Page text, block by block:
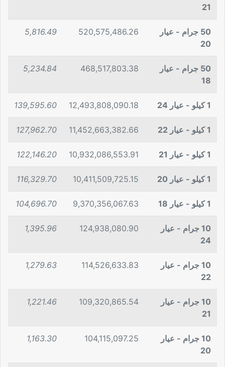
21
50 جرام - عيار
20
520,575,486.26
5,816.49
50 جرام - عيار
18
468,517,803.38
5,234.84
1 كيلو - عيار 24 12,493,808,090.18
139,595.60
1 كيلو - عيار 22 11,452,663,382.66
127,962.70
1 كيلو - عيار 21 10,932,086,553.91
122,146.20
1 كيلو - عيار 20 10,411,509,725.15
116,329.70
1 كيلو - عيار 18 9,370,356,067.63
104,696.70
10 جرام - عيار
24
124,938,080.90
1,395.96
10 جرام - عيار
22
114,526,633.83
1,279.63
10 جرام - عيار
21
109,320,865.54
1,221.46
10 جرام - عيار
20
104,115,097.25
1,163.30